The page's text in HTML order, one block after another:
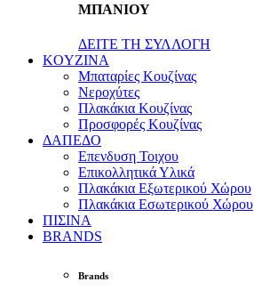
ΜΠΑΝΙΟΥ
ΔΕΙΤΕ ΤΗ ΣΥΛΛΟΓΗ
KOYZINA
Μπαταρίες Κουζίνας
Νεροχύτες
Πλακάκια Κουζίνας
Προσφορές Κουζίνας
ΔΑΠΕΔΟ
Επενδυση Τοιχου
Επικολλητικά Υλικά
Πλακάκια Εξωτερικού Χώρου
Πλακάκια Εσωτερικού Χώρου
ΠΙΣΙΝΑ
BRANDS
Brands